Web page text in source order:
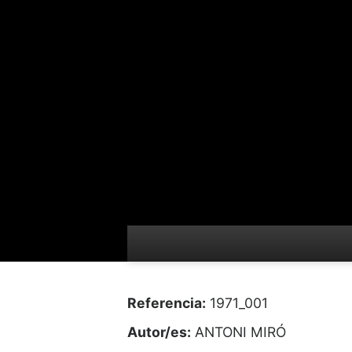
Referencia: 1971_001
Autor/es: ANTONI MIRÓ